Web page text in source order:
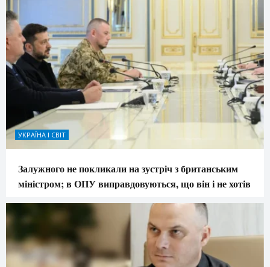
УКРАЇНА І СВІТ
Залужного не покликали на зустріч з британським
міністром; в ОПУ виправдовуються, що він і не хотів